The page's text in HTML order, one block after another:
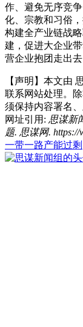
作、避免无序竞
化、宗教和习俗
构建全产业链战
建，促进大企业
营企业抱团走出
【声明】本文由
联系网站处理。
须保持内容署名
网址引用: 思谋新
题. 思谋网. https://
一带一路产能过剩